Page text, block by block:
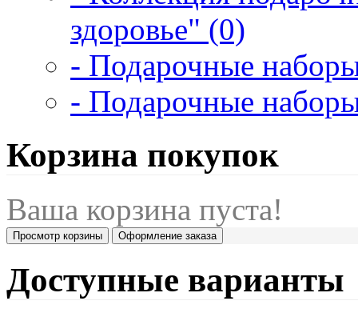
здоровье" (0)
- Подарочные
- Подарочные
Корзина покупок
Ваша корзина пуста!
Просмотр корзины Оформление заказа
Доступные варианты